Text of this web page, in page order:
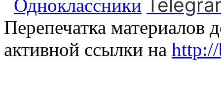
Одноклассники
Перепечатка материалов
активной ссылки на http://